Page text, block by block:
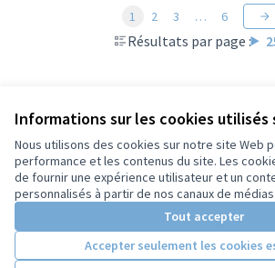
Informations sur les cookies utilisés
Nous utilisons des cookies sur notre site Web
performance et les contenus du site. Les
de fournir une expérience utilisateur et un
personnalisés à partir de nos canaux de
Tout accepter
Accepter seulement les cookies
Résultats par page :
1 2 3 … 6
Voir toutes les propositions retirées
Conditions d'utilisation
Paramètres des cookies